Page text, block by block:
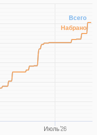
Всего
Набрано
Июль '26